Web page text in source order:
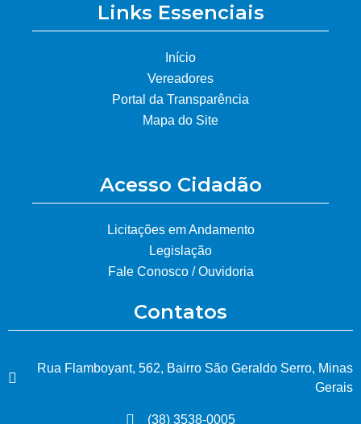
Links Essenciais
Início
Vereadores
Portal da Transparência
Mapa do Site
Acesso Cidadão
Licitações em Andamento
Legislação
Fale Conosco / Ouvidoria
Contatos
Rua Flamboyant, 562, Bairro São Geraldo Serro, Minas
Gerais
(38) 3538-0005